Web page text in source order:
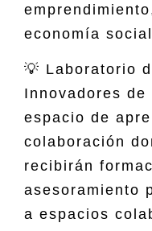
economía
💡 Laboratorio
Innovadores
espacio de
colaboración
recibirán
asesoramiento
a espacios